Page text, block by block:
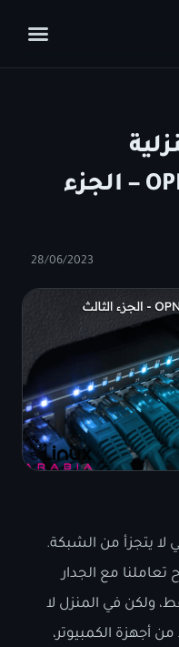
28/06/2023
باستخدام OPNSense – الجزء
يتجزأ من الشبكة.
تعاملنا مع الجدار
ولكن في المنزل لا
أجهزة الكمبيوتر،